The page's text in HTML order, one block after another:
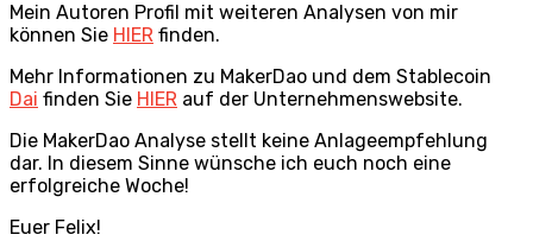
Mein Autoren Profil mit weiteren Analysen von mir
können Sie HIER finden.
Mehr Informationen zu MakerDao und dem Stablecoin
Dai finden Sie HIER auf der Unternehmenswebsite.
Die MakerDao Analyse stellt keine Anlageempfehlung
dar. In diesem Sinne wünsche ich euch noch eine
erfolgreiche Woche!
Euer Felix!